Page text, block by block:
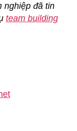
nghiệp đã tin
team building